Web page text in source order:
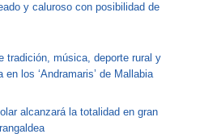
y caluroso con posibilidad de
tradición, música, deporte rural y
en los ‘Andramaris’ de Mallabia
alcanzará la totalidad en gran